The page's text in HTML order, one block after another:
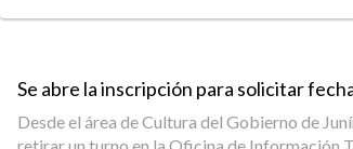
Se abre la inscripción para solicitar
Desde el área de Cultura del Gobierno de